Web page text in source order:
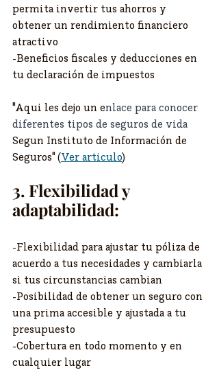
permita invertir tus ahorros y
obtener un rendimiento financiero
atractivo
-Beneficios fiscales y deducciones en
tu declaración de impuestos
"Aqui les dejo un enlace para conocer
diferentes tipos de seguros de vida
Segun Instituto de Información de
Seguros" (Ver articulo)
3. Flexibilidad y
adaptabilidad:
-Flexibilidad para ajustar tu póliza de
acuerdo a tus necesidades y cambiarla
si tus circunstancias cambian
-Posibilidad de obtener un seguro con
una prima accesible y ajustada a tu
presupuesto
-Cobertura en todo momento y en
cualquier lugar